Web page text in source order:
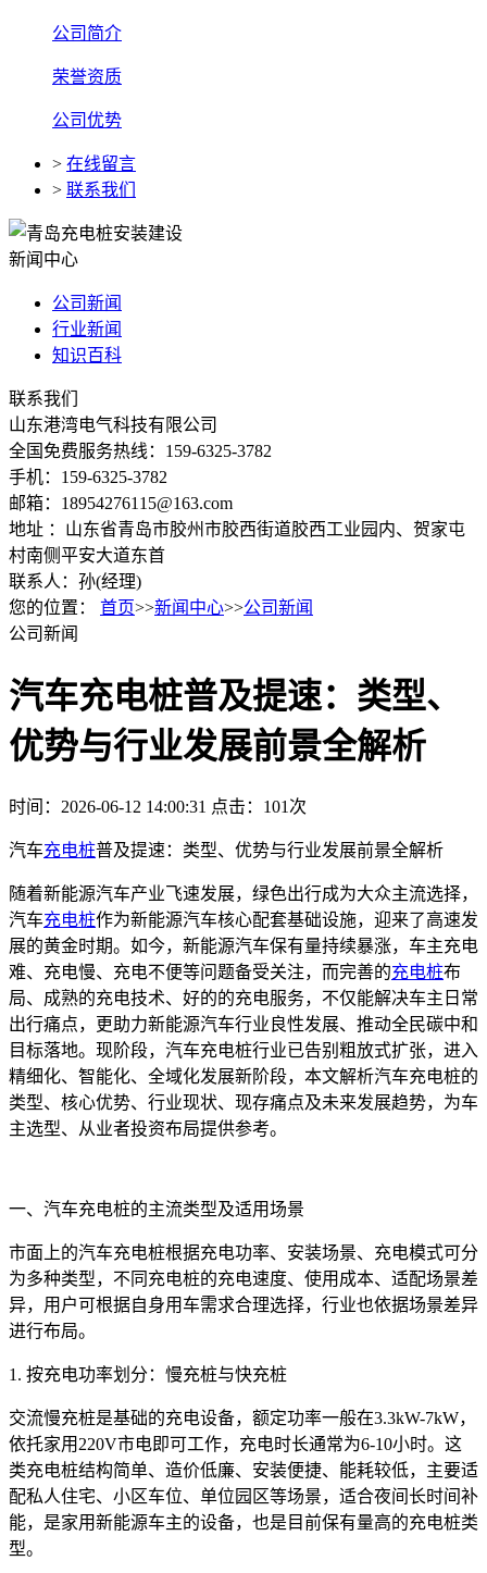
公司简介
荣誉资质
公司优势
> 在线留言
> 联系我们
新闻中心
公司新闻
行业新闻
知识百科
联系我们
山东港湾电气科技有限公司
全国免费服务热线：159-6325-3782
手机：159-6325-3782
邮箱：18954276115@163.com
地址 ：山东省青岛市胶州市胶西街道胶西工业园内、贺家屯
村南侧平安大道东首
联系人：孙(经理)
您的位置：
首页>>新闻中心>>公司新闻
公司新闻
汽车充电桩普及提速：类型、
优势与行业发展前景全解析
时间：2026-06-12 14:00:31 点击：101次
汽车充电桩普及提速：类型、优势与行业发展前景全解析
随着新能源汽车产业飞速发展，绿色出行成为大众主流选择，
汽车充电桩作为新能源汽车核心配套基础设施，迎来了高速发
展的黄金时期。如今，新能源汽车保有量持续暴涨，车主充电
难、充电慢、充电不便等问题备受关注，而完善的充电桩布
局、成熟的充电技术、好的的充电服务，不仅能解决车主日常
出行痛点，更助力新能源汽车行业良性发展、推动全民碳中和
目标落地。现阶段，汽车充电桩行业已告别粗放式扩张，进入
精细化、智能化、全域化发展新阶段，本文解析汽车充电桩的
类型、核心优势、行业现状、现存痛点及未来发展趋势，为车
主选型、从业者投资布局提供参考。
一、汽车充电桩的主流类型及适用场景
市面上的汽车充电桩根据充电功率、安装场景、充电模式可分
为多种类型，不同充电桩的充电速度、使用成本、适配场景差
异，用户可根据自身用车需求合理选择，行业也依据场景差异
进行布局。
1. 按充电功率划分：慢充桩与快充桩
交流慢充桩是基础的充电设备，额定功率一般在3.3kW-7kW，
依托家用220V市电即可工作，充电时长通常为6-10小时。这
类充电桩结构简单、造价低廉、安装便捷、能耗较低，主要适
配私人住宅、小区车位、单位园区等场景，适合夜间长时间补
能，是家用新能源车主的设备，也是目前保有量高的充电桩类
型。